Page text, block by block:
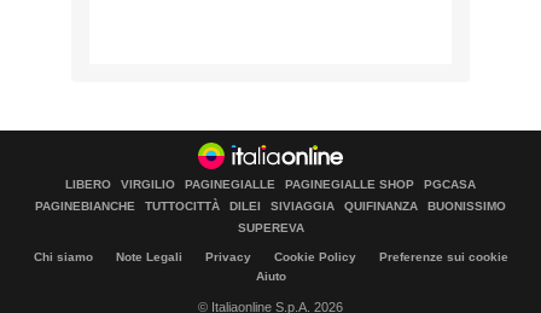
LIBERO VIRGILIO PAGINEGIALLE PAGINEGIALLE SHOP
PGCASA
PAGINEBIANCHE
TUTTOCITTÀ DILEI SIVIAGGIA QUIFINANZA
BUONISSIMO
SUPEREVA
Chi siamo Note Legali Privacy Cookie Policy
Preferenze sui cookie
Aiuto
© Italiaonline S.p.A. 2026